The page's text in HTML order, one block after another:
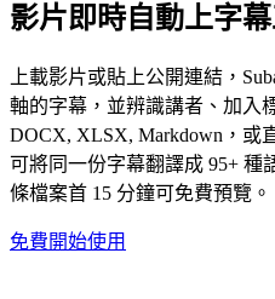
影片即時自動上字
上載影片或貼上公開連結，
軸的字幕，並辨識講者、加入
DOCX, XLSX, Markdown，或
可將同一份字幕翻譯成 95+ 種
條檔案首 15 分鐘可免費預覽。
免費開始使用